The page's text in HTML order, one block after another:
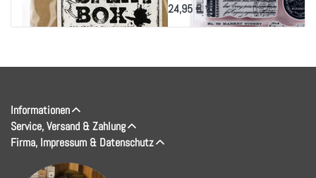
24,95 € *
Informationen
Service, Versand & Zahlung
Firma, Impressum & Datenschutz